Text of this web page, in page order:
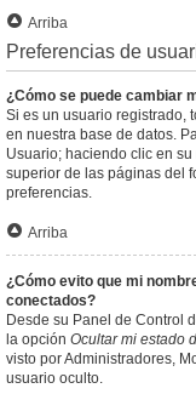
Arriba
Preferencias de
¿Cómo se puede cambiar
Si es un usuario registrado,
en nuestra base de datos.
Usuario; haciendo clic en
superior de las páginas del
preferencias.
Arriba
¿Cómo evito que mi
conectados?
Desde su Panel de Control
la opción Ocultar mi estado
visto por Administradores,
usuario oculto.